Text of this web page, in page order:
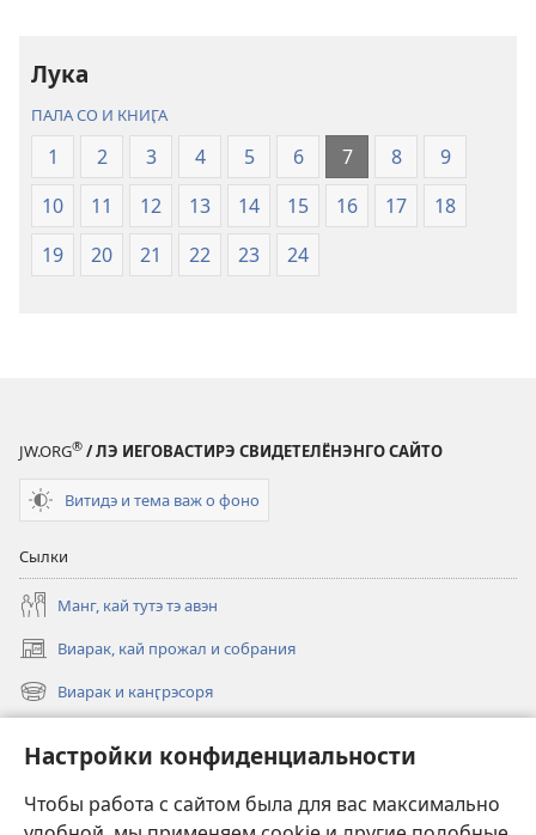
Настройки конфиденциальности
Чтобы работа с сайтом была для вас максимально
Лука
ПАЛА СО И КНИӶА
1 2 3 4 5 6 7 8
9
10
11 12 13 14 15 16 17
18
19
20 21 22 23 24
JW.ORG® / ЛЭ ИЕГОВАСТИРЭ СВИДЕТЕЛЁНЭНГО САЙТО
Витидэ и тема важ о фоно
Сылки
Манг, кай тутэ тэ авэн
Виарак, кай прожал и собрания
(открывается
в
новом
Виарак и канӷрэсоря
(открывается
в
новом
окне) Видео
Родэ